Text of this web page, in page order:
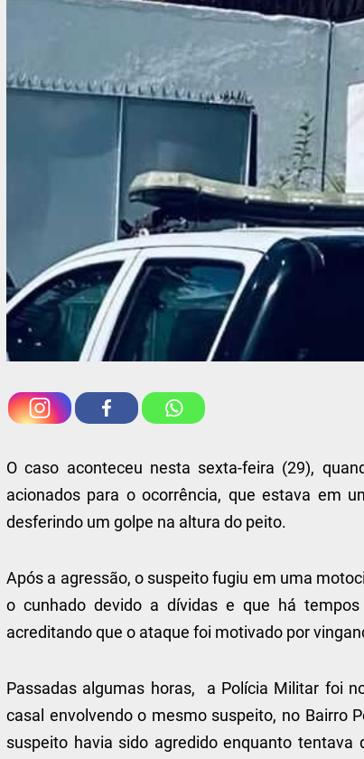
O caso aconteceu nesta sexta-feira (29),
acionados para o ocorrência, que estava em
desferindo um golpe na altura do peito.
Após a agressão, o suspeito fugiu em uma
o cunhado devido a dívidas e que há
acreditando que o ataque foi motivado por
Passadas algumas horas, a Polícia Militar foi
casal envolvendo o mesmo suspeito, no Bairro
suspeito havia sido agredido enquanto